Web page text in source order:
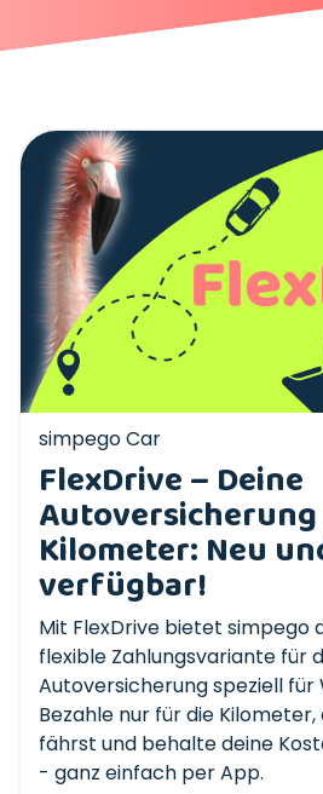
simpego Car
FlexDrive – Deine
Kilometer: Neu
verfügbar!
Mit FlexDrive bietet simpego
flexible Zahlungsvariante für
Autoversicherung speziell für
Bezahle nur für die
fährst und behalte deine
- ganz einfach per App.